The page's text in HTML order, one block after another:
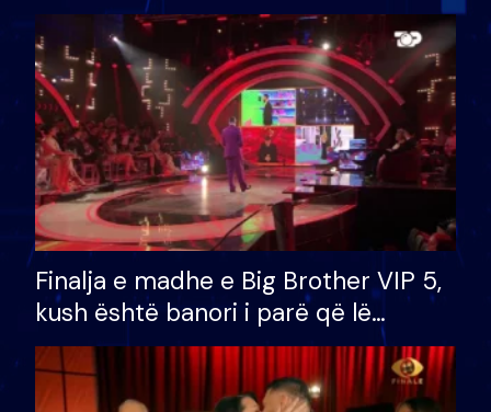
Finalja e madhe e Big Brother VIP 5,
kush është banori i parë që lë
shtëpinë dhe humb mundësinë për
të fituar çmimin e madh